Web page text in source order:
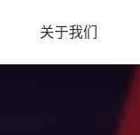
关于我们